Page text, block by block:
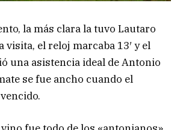
la más clara la tuvo Lautaro
visita, el reloj marcaba 13′ y el
una asistencia ideal de Antonio
se fue ancho cuando el